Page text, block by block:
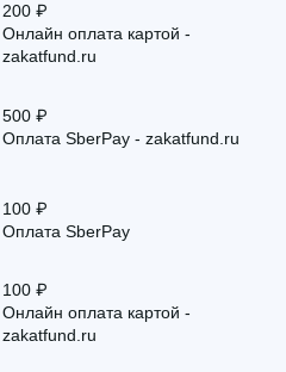
200 ₽
Онлайн оплата картой -
zakatfund.ru
500 ₽
Оплата SberPay - zakatfund.ru
100 ₽
Оплата SberPay
100 ₽
Онлайн оплата картой -
zakatfund.ru